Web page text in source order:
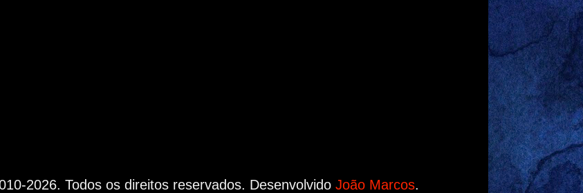
2026. Todos os direitos reservados. Desenvolvido João Marcos.